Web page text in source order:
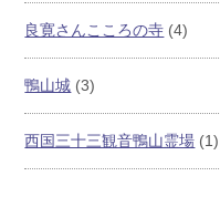
良寛さんこころの寺 (4)
鴨山城 (3)
西国三十三観音鴨山霊場 (1)